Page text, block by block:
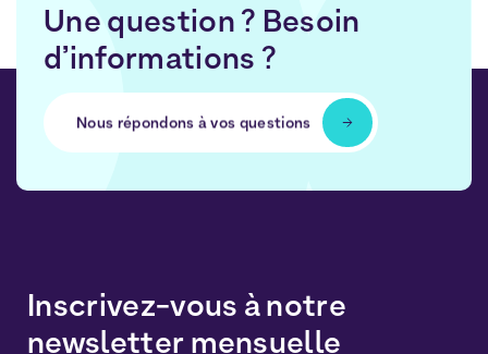
Une question ? Besoin
d’informations ?
Nous répondons à vos questions
Inscrivez-vous à notre
newsletter mensuelle